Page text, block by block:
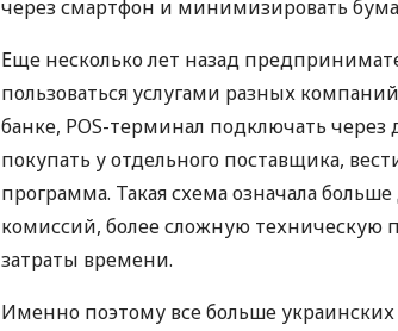
через смартфон и минимизировать
Еще несколько лет назад
пользоваться услугами разных
банке, POS-терминал подключать через
покупать у отдельного поставщика,
программа. Такая схема означала
комиссий, более сложную
затраты времени.
Именно поэтому все больше